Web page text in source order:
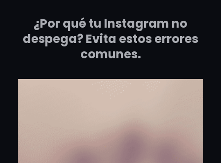
¿Por qué tu Instagram no
despega? Evita estos errores
comunes.